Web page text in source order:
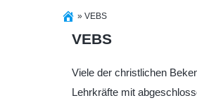
» VEBS
VEBS
Viele der christlichen
Lehrkräfte mit